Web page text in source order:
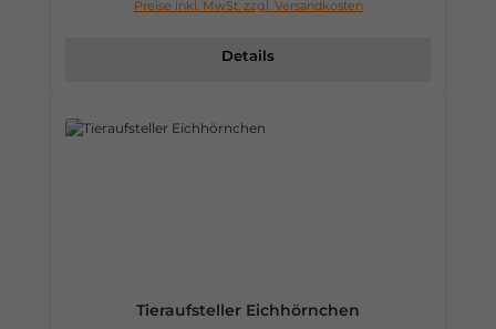
Preise inkl. MwSt. zzgl. Versandkosten
Details
Tieraufsteller Eichhörnchen